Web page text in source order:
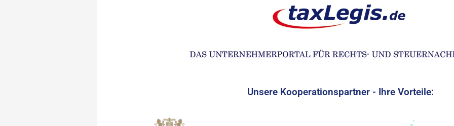
Unsere Kooperationspartner - Ihre Vorteile: